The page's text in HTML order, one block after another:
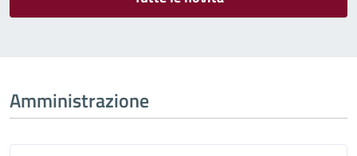
Amministrazione